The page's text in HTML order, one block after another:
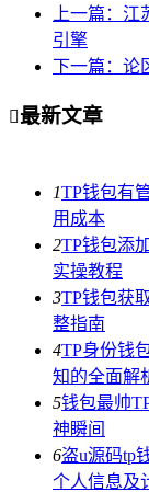
上一篇：
引擎
下一篇：论
最新文章
1TP钱包有
用成本
2TP钱包添
实操教程
3TP钱包获
整指南
4TP身份钱
知的全面解
5钱包最帅
神瞬间
6盗u源码tp
个人信息及